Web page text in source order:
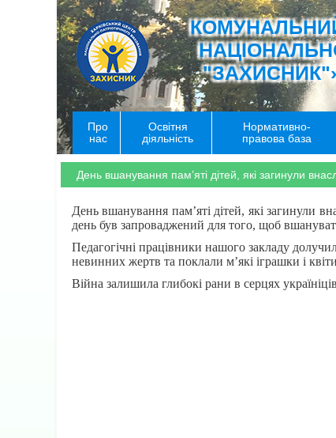
Про
нас
Освітня
діяльність
Нормативно-
правова база
День вшанування пам’яті дітей, які загинули
День вшанування пам’яті дітей, які загинули
день був запроваджений для того, щоб
Педагогічні працівники нашого закладу
невинних жертв та поклали м’які іграшки і
Війна залишила глибокі рани в серцях